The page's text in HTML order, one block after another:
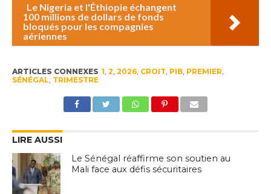
Le Nigeria et l'Éthiopie échangent
100 millions de dollars de fonds
bloqués pour les compagnies
aériennes
ARTICLES CONNEXES 1 2 2026, CROIT PIB, PREMIER
SÉNÉGAL TRIMESTRE
LIRE AUSSI
Le Sénégal réaffirme son soutien au
Mali face aux défis sécuritaires